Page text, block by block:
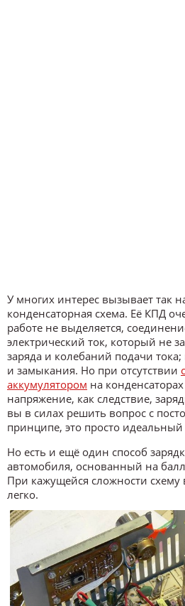
У многих интерес вызывает так
конденсаторная схема. Её КПД
работе не выделяется,
электрический ток, который не
заряда и колебаний подачи
и замыкания. Но при отсутствии
аккумулятором на
напряжение, как следствие,
вы в силах решить вопрос с
принципе, это просто идеальный
Но есть и ещё один способ
автомобиля, основанный на
При кажущейся сложности схему
легко.